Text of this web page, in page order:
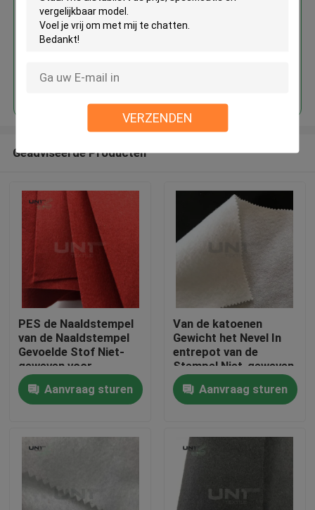
VERZENDEN
Over ons
Polyesternaald de
Damesschouderopvulsels
Doorgaan
Geadviseerde Producten
PES de Naaldstempel
van de Naaldstempel
Gevoelde Stof Niet-
geweven voor
Decoratie/Tapijt
Aanvraag sturen
Van de katoenen
Gewicht het Nevel In
entrepot van de
Stempel Niet-geweven
150cm Breedte
80gsm Wattennaald
Aanvraag sturen